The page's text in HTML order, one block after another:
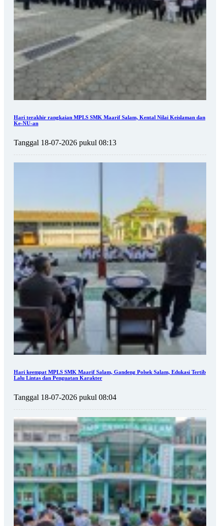
Hari terakhir rangkaian MPLS SMK Maarif Salam, Kental Nilai Keislaman dan
Ke-NU-an
Tanggal 18-07-2026 pukul 08:13
Hari keempat MPLS SMK Maarif Salam, Gandeng Polsek Salam, Edukasi Tertib
Lalu Lintas dan Penguatan Karakter
Tanggal 18-07-2026 pukul 08:04